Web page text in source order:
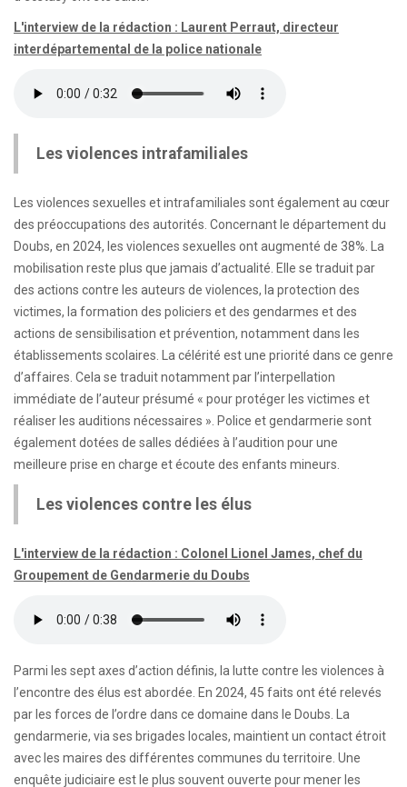
L'interview de la rédaction : Laurent Perraut, directeur
interdépartemental de la police nationale
Les violences intrafamiliales
Les violences sexuelles et intrafamiliales sont également au cœur
des préoccupations des autorités. Concernant le département du
Doubs, en 2024, les violences sexuelles ont augmenté de 38%. La
mobilisation reste plus que jamais d’actualité. Elle se traduit par
des actions contre les auteurs de violences, la protection des
victimes, la formation des policiers et des gendarmes et des
actions de sensibilisation et prévention, notamment dans les
établissements scolaires. La célérité est une priorité dans ce genre
d’affaires. Cela se traduit notamment par l’interpellation
immédiate de l’auteur présumé « pour protéger les victimes et
réaliser les auditions nécessaires ». Police et gendarmerie sont
également dotées de salles dédiées à l’audition pour une
meilleure prise en charge et écoute des enfants mineurs.
Les violences contre les élus
L'interview de la rédaction : Colonel Lionel James, chef du
Groupement de Gendarmerie du Doubs
Parmi les sept axes d’action définis, la lutte contre les violences à
l’encontre des élus est abordée. En 2024, 45 faits ont été relevés
par les forces de l’ordre dans ce domaine dans le Doubs. La
gendarmerie, via ses brigades locales, maintient un contact étroit
avec les maires des différentes communes du territoire. Une
enquête judiciaire est le plus souvent ouverte pour mener les